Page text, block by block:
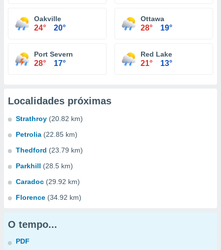
Oakville
24° 20°
Ottawa
28° 19°
Port Severn
28° 17°
Red Lake
21° 13°
Localidades próximas
Strathroy (20.82 km)
Petrolia (22.85 km)
Thedford (23.79 km)
Parkhill (28.5 km)
Caradoc (29.92 km)
Florence (34.92 km)
O tempo...
PDF